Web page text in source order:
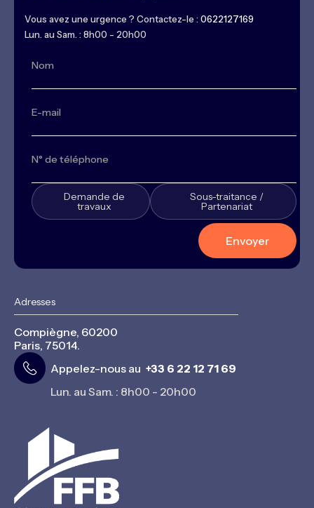
Vous avez une urgence ? Contactez-le : 0622127169
Lun. au Sam. : 8h00 - 20h00
Demande de
travaux
Sous-traitance /
Partenariat
Adresses
Compiègne, 60200
Paris, 75014.
Appelez-nous au +33 6 22 12 71 69
Lun. au Sam. : 8h00 - 20h00